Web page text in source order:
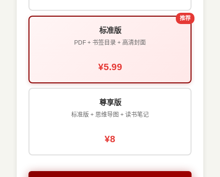
推荐
标准版
PDF + 书签目录 + 高清封面
¥5.99
尊享版
标准版 + 思维导图 + 读书笔记
¥8